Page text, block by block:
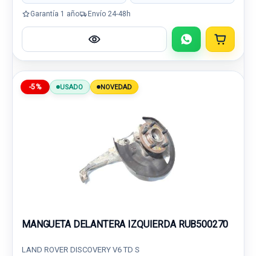
Garantía 1 año Envío 24-48h
-5% USADO NOVEDAD
MANGUETA DELANTERA IZQUIERDA RUB500270
LAND ROVER DISCOVERY V6 TD S